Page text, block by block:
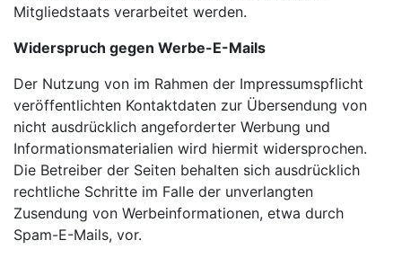
Mitgliedstaats verarbeitet werden.
Widerspruch gegen Werbe-E-Mails
Der Nutzung von im Rahmen der Impressumspflicht
veröffentlichten Kontaktdaten zur Übersendung von
nicht ausdrücklich angeforderter Werbung und
Informationsmaterialien wird hiermit widersprochen.
Die Betreiber der Seiten behalten sich ausdrücklich
rechtliche Schritte im Falle der unverlangten
Zusendung von Werbeinformationen, etwa durch
Spam-E-Mails, vor.